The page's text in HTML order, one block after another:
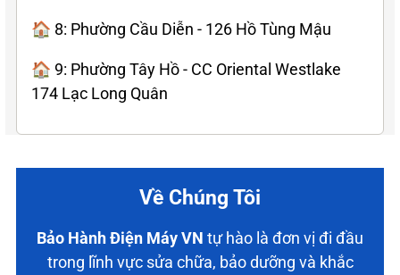
🏠 8: Phường Cầu Diễn - 126 Hồ Tùng Mậu
🏠 9: Phường Tây Hồ - CC Oriental Westlake
174 Lạc Long Quân
Về Chúng Tôi
Bảo Hành Điện Máy VN tự hào là đơn vị đi đầu
trong lĩnh vực sửa chữa, bảo dưỡng và khắc